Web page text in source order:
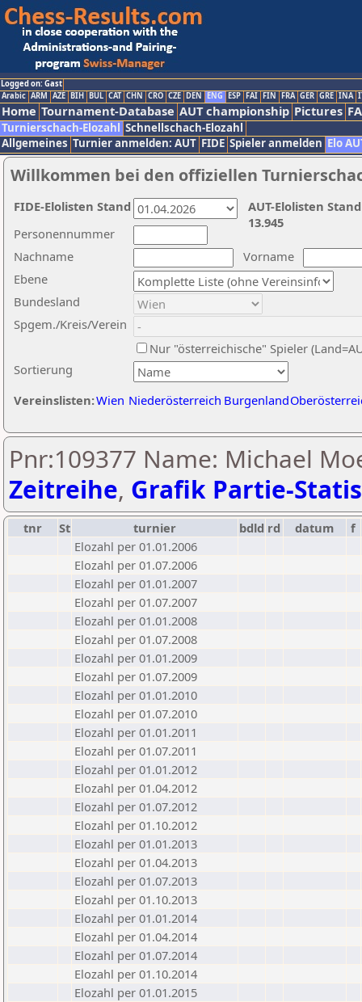
Logged on: Gast
Arabic ARM AZE BIH BUL CAT CHN CRO CZE DEN ENG ESP FAI FIN FRA GER GRE INA
Home Tournament-Database AUT championship Pictures
Turnierschach-Elozahl Schnellschach-Elozahl
Allgemeines Turnier anmelden: AUT FIDE Spieler anmelden Elo
Willkommen bei den offiziellen
Nachname
Vorname
Ebene
Sortierung
Personennummer
Bundesland
Spgem./Kreis/Verein
Nur "österreichische" Spieler
Vereinslisten:Wien Niederösterreich Burgenland
AUT-Elolisten
13.945
FIDE-Elolisten Stand
Pnr:109377 Name: Michael
Zeitreihe, Grafik Partie-
tnr St turnier bdld rd datum
f
Elozahl per 01.01.2006
Elozahl per 01.07.2006
Elozahl per 01.01.2007
Elozahl per 01.07.2007
Elozahl per 01.01.2008
Elozahl per 01.07.2008
Elozahl per 01.01.2009
Elozahl per 01.07.2009
Elozahl per 01.01.2010
Elozahl per 01.07.2010
Elozahl per 01.01.2011
Elozahl per 01.07.2011
Elozahl per 01.01.2012
Elozahl per 01.04.2012
Elozahl per 01.07.2012
Elozahl per 01.10.2012
Elozahl per 01.01.2013
Elozahl per 01.04.2013
Elozahl per 01.07.2013
Elozahl per 01.10.2013
Elozahl per 01.01.2014
Elozahl per 01.04.2014
Elozahl per 01.07.2014
Elozahl per 01.10.2014
Elozahl per 01.01.2015